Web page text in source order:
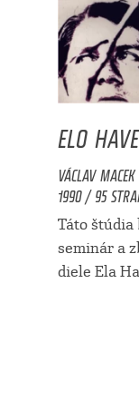
ELO
VÁCLAV MACEK
1990 / 95
Táto štúdia
seminár a
diele Ela